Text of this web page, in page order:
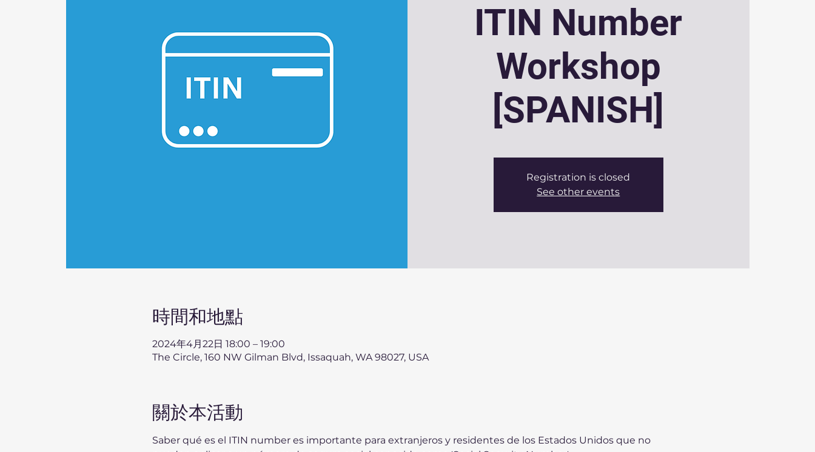
ITIN Number
Workshop
[SPANISH]
Registration is closed
See other events
時間和地點
2024年4月22日 18:00 – 19:00
The Circle, 160 NW Gilman Blvd, Issaquah, WA 98027, USA
關於本活動
Saber qué es el ITIN number es importante para extranjeros y residentes de los Estados Unidos que no